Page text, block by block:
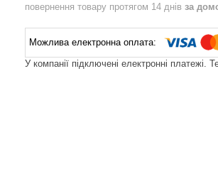
повернення товару протягом 14 днів за
У компанії підключені електронні